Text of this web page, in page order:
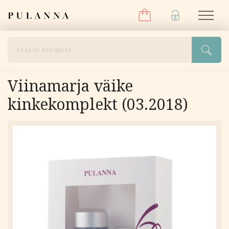
sisu
Menüü
Viinamarja väike
kinkekomplekt (03.2018)